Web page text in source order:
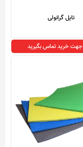
تایل گرانولی
جهت خرید تماس بگیرید